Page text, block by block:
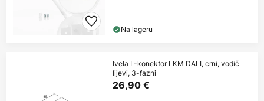
Na lageru
Ivela L-konektor LKM DALI, crni, vodič
lijevi, 3-fazni
26,90 €